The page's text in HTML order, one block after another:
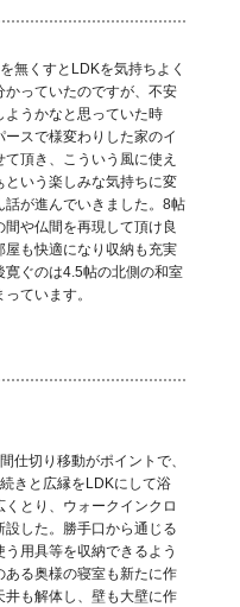
無くすとLDKを気持ちよく
かっていたのですが、不安
ようかなと思っていた時
ースで様変わりした家のイ
て頂き、こういう風に使え
という楽しみな気持ちに変
話が進んでいきました。8帖
や仏間を再現して頂け良
も快適になり収納も充実
寛ぐのは4.5帖の北側の和室
ています。
仕切り移動がポイントで、
きと広縁をLDKにして浴
くとり、ウォークインクロ
設した。勝手口から通じる
う用具等を収納できるよう
る奥様の寝室も新たに作
も解体し、壁も大壁に作